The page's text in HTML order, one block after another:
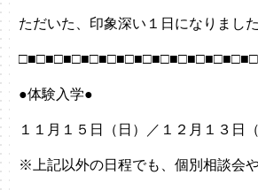
ただいた、印象深い１日になりました
●体験入学●
１１月１５日（日）／１２月１３日（
※上記以外の日程でも、個別相談会